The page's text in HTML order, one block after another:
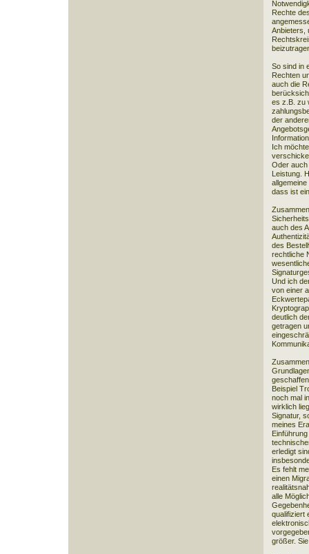
Rechte
Anbieters,
So sind in
Rechten
auch die
es z.B. zu
der
Ich
Oder auch
Leistung.
dass ist
auch des
des
rechtliche
Und ich
von einer
deutlich
getragen
Beispiel
noch mal
wirklich
Signatur,
meines
erledigt
Es fehlt
einen
alle
qualifiziert
größer.